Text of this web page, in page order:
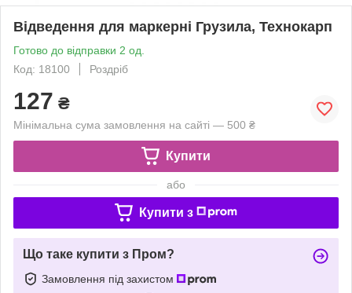
Відведення для маркерні Грузила, Технокарп
Готово до відправки 2 од.
Код: 18100
Роздріб
127 ₴
Мінімальна сума замовлення на сайті — 500 ₴
Купити
або
Купити з
Що таке купити з Пром?
Замовлення під захистом